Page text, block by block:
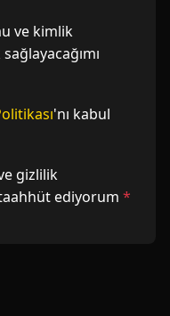
ve kimlik
'nı kabul
gizlilik
ediyorum *